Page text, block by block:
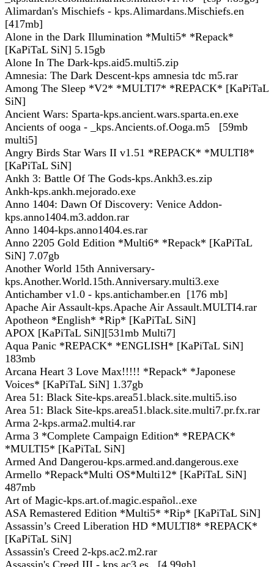
Alimardan's Mischiefs - kps.Alimardans.Mischiefs.en
[417mb]
Alone in the Dark Illumination *Multi5* *Repack*
[KaPiTaL SiN] 5.15gb
Alone In The Dark-kps.aid5.multi5.zip
Amnesia: The Dark Descent-kps amnesia tdc m5.rar
Among The Sleep *V2* *MULTI7* *REPACK* [KaPiTaL
SiN]
Ancient Wars: Sparta-kps.ancient.wars.sparta.en.exe
Ancients of ooga - _kps.Ancients.of.Ooga.m5 [59mb
multi5]
Angry Birds Star Wars II v1.51 *REPACK* *MULTI8*
[KaPiTaL SiN]
Ankh 3: Battle Of The Gods-kps.Ankh3.es.zip
Ankh-kps.ankh.mejorado.exe
Anno 1404: Dawn Of Discovery: Venice Addon-
kps.anno1404.m3.addon.rar
Anno 1404-kps.anno1404.es.rar
Anno 2205 Gold Edition *Multi6* *Repack* [KaPiTaL
SiN] 7.07gb
Another World 15th Anniversary-
kps.Another.World.15th.Anniversary.multi3.exe
Antichamber v1.0 - kps.antichamber.en [176 mb]
Apache Air Assault-kps.Apache Air Assault.MULTI4.rar
Apotheon *English* *Rip* [KaPiTaL SiN]
APOX [KaPiTaL SiN][531mb Multi7]
Aqua Panic *REPACK* *ENGLISH* [KaPiTaL SiN]
183mb
Arcana Heart 3 Love Max!!!!! *Repack* *Japonese
Voices* [KaPiTaL SiN] 1.37gb
Area 51: Black Site-kps.area51.black.site.multi5.iso
Area 51: Black Site-kps.area51.black.site.multi7.pr.fx.rar
Arma 2-kps.arma2.multi4.rar
Arma 3 *Complete Campaign Edition* *REPACK*
*MULTI5* [KaPiTaL SiN]
Armed And Dangerou-kps.armed.and.dangerous.exe
Armello *Repack*Multi OS*Multi12* [KaPiTaL SiN]
487mb
Art of Magic-kps.art.of.magic.español..exe
ASA Remastered Edition *Multi5* *Rip* [KaPiTaL SiN]
Assassin’s Creed Liberation HD *MULTI8* *REPACK*
[KaPiTaL SiN]
Assassin's Creed 2-kps.ac2.m2.rar
Assassin's Creed III - kps.ac3.es. [4.99gb]